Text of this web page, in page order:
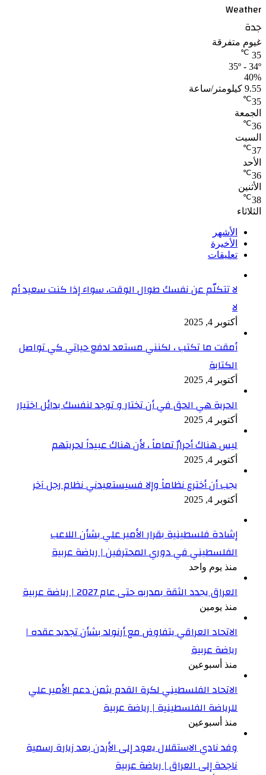
Weather
جدة
غيوم متفرقة
35
℃
35º - 34º
40%
9.55 كيلومتر/ساعة
35
℃
الجمعة
36
℃
السبت
37
℃
الأحد
36
℃
الأثنين
38
℃
الثلاثاء
الأشهر
الأخيرة
تعليقات
لا تتكلّم عن نفسك طوال الوقت، سواء إذا كنت سعيد أم
لا
أكتوبر 4, 2025
أمقت ما تكتب ، لكنني مستعد لدفع حياتي كي تواصل
الكتابة
أكتوبر 4, 2025
الحرية هي الحق في أن تختار و توجد لنفسك بدائل اختيار
أكتوبر 4, 2025
ليس هناك أحرارٌ تماماً ، لأن هناك عبيداً لحريتهم
أكتوبر 4, 2025
يجب أن أخترع نظاماً وإلا فسيستعبدني نظام رجل آخر
أكتوبر 4, 2025
إشادة فلسطينية بقرار الأمير علي بشأن اللاعب
الفلسطيني في دوري المحترفين | رياضة عربية
منذ يوم واحد
العراق يجدد الثقة بمدربه حتى عام 2027 | رياضة عربية
منذ يومين
الاتحاد العراقي يتفاوض مع أرنولد بشأن تجديد عقده |
رياضة عربية
منذ أسبوعين
الاتحاد الفلسطيني لكرة القدم يثمن دعم الأمير علي
للرياضة الفلسطينية | رياضة عربية
منذ أسبوعين
وفد نادي الاستقلال يعود إلى الأردن بعد زيارة رسمية
ناجحة إلى العراق | رياضة عربية